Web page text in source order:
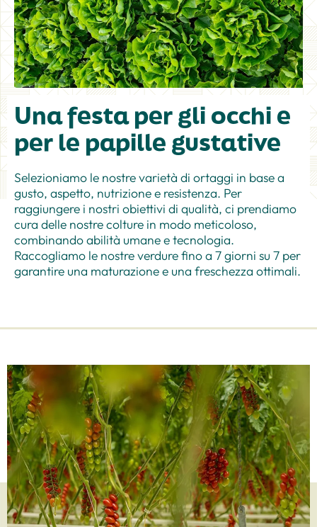
Una festa per gli occhi e
per le papille gustative
Selezioniamo le nostre varietà di ortaggi in base a
gusto, aspetto, nutrizione e resistenza. Per
raggiungere i nostri obiettivi di qualità, ci prendiamo
cura delle nostre colture in modo meticoloso,
combinando abilità umane e tecnologia.
Raccogliamo le nostre verdure fino a 7 giorni su 7 per
garantire una maturazione e una freschezza ottimali.